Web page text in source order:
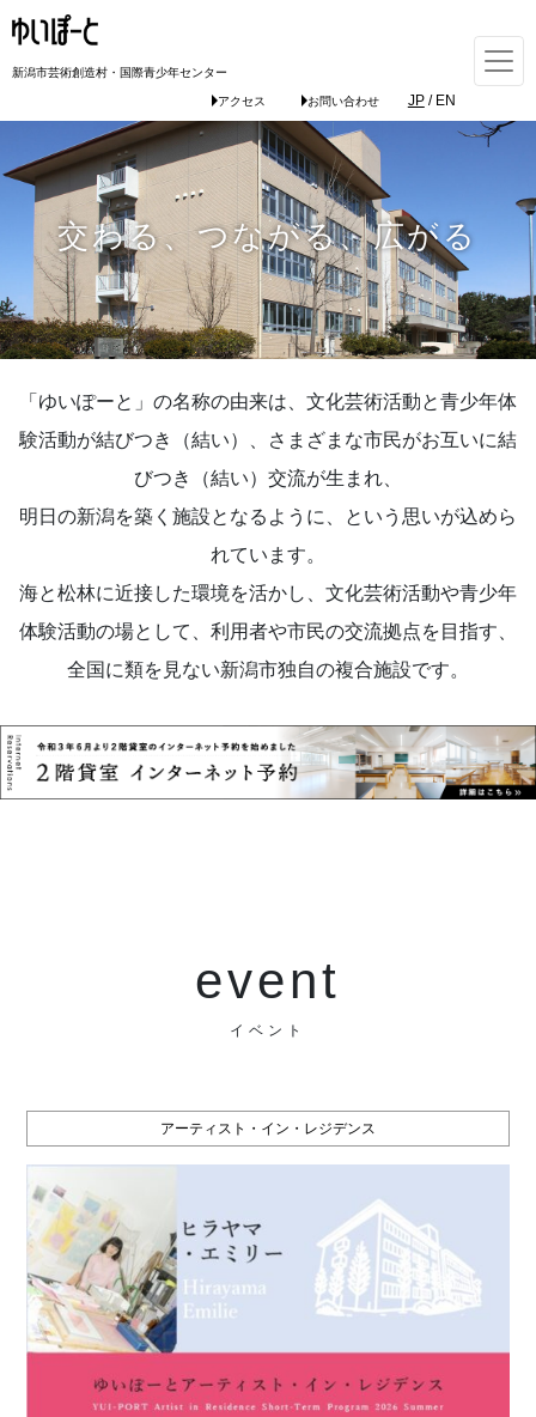
交わる、つながる、広がる
「ゆいぽーと」の名称の由来は、文化芸術活動と青少年体
験活動が結びつき（結い）、さまざまな市民がお互いに結
びつき（結い）交流が生まれ、
明日の新潟を築く施設となるように、という思いが込めら
れています。
海と松林に近接した環境を活かし、文化芸術活動や青少年
体験活動の場として、利用者や市民の交流拠点を目指す、
全国に類を見ない新潟市独自の複合施設です。
新潟市芸術創造村・国際青少年センター
アクセス お問い合わせ JP/ EN
event
イベント
アーティスト・イン・レジデンス